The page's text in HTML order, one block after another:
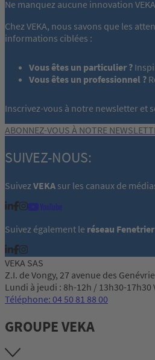
Ne manquez aucune innovation
Chez VEKA, nous savons que les
informations ciblées :
Vous êtes un particulier ?
Vous êtes un professionnel ?
Inscrivez-vous à notre newsletter et
ABONNEZ-VOUS À NOTRE
SUIVEZ-NOUS:
Suivez VEKA sur les canaux de
Suivez également le réseau Fenetrier
VEKA SAS
Z.I. de Vongy, 27 avenue des
Lundi à jeudi : 8h-12h / 13h30-17h30
Téléphone: 04 50 81 88 00
GROUPE VEKA